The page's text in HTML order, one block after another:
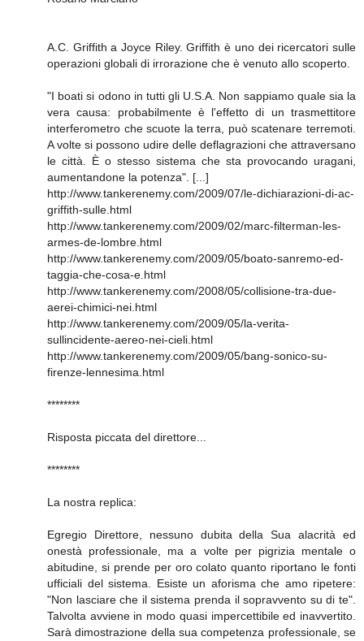
A.C. Griffith a Joyce Riley. Griffith è uno dei ricercatori sulle
operazioni globali di irrorazione che è venuto allo scoperto.
"I boati si odono in tutti gli U.S.A. Non sappiamo quale sia la
vera causa: probabilmente è l'effetto di un trasmettitore
interferometro che scuote la terra, può scatenare terremoti.
A volte si possono udire delle deflagrazioni che attraversano
le città. È o stesso sistema che sta provocando uragani,
aumentandone la potenza". [...]
http://www.tankerenemy.com/2009/07/le-dichiarazioni-di-ac-
griffith-sulle.html
http://www.tankerenemy.com/2009/02/marc-filterman-les-
armes-de-lombre.html
http://www.tankerenemy.com/2009/05/boato-sanremo-ed-
taggia-che-cosa-e.html
http://www.tankerenemy.com/2008/05/collisione-tra-due-
aerei-chimici-nei.html
http://www.tankerenemy.com/2009/05/la-verita-
sullincidente-aereo-nei-cieli.html
http://www.tankerenemy.com/2009/05/bang-sonico-su-
firenze-lennesima.html
********
Risposta piccata del direttore...
********
La nostra replica:
Egregio Direttore, nessuno dubita della Sua alacrità ed
onestà professionale, ma a volte per pigrizia mentale o
abitudine, si prende per oro colato quanto riportano le fonti
ufficiali del sistema. Esiste un aforisma che amo ripetere:
"Non lasciare che il sistema prenda il sopravvento su di te".
Talvolta avviene in modo quasi impercettibile ed inavvertito.
Sarà dimostrazione della sua competenza professionale, se